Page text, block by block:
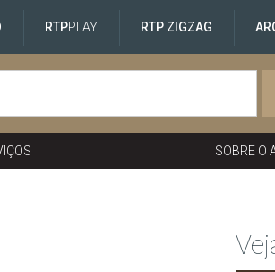
RTPPLAY RTP ZIGZAG
SOBRE O